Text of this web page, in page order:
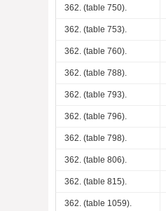
362. (table 750).
362. (table 753).
362. (table 760).
362. (table 788).
362. (table 793).
362. (table 796).
362. (table 798).
362. (table 806).
362. (table 815).
362. (table 1059).